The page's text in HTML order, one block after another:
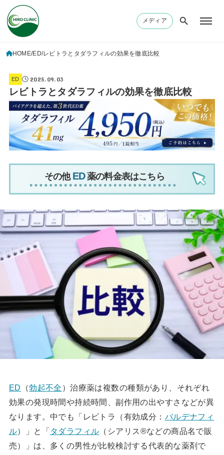
メディア
HOME ED レビトラとタダラフィルの効果を徹底比較
ED 2025.09.03
レビトラとタダラフィルの効果を徹底比較
その他 薬の料金表はこちら
ED （勃起不全 ）治療薬は複数の種類があり、それぞれ
効果の発現時間や持続時間、副作用の出やすさなどが異
なります。中でも「レビトラ（有効成分： バルデナフィ
ル）」と「タダラフィル （シアリス®などの商品名で販
売）」は、多くの男性が比較検討する代表的な薬剤で